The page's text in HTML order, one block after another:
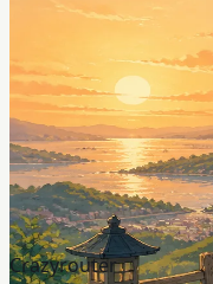
Crazyrouter